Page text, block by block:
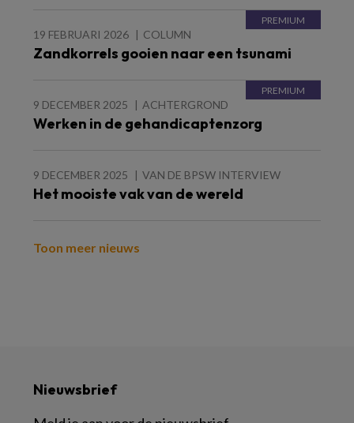
19 FEBRUARI 2026 COLUMN
Zandkorrels gooien naar een tsunami
9 DECEMBER 2025 ACHTERGROND
Werken in de gehandicaptenzorg
9 DECEMBER 2025 VAN DE BPSW INTERVIEW
Het mooiste vak van de wereld
Toon meer nieuws
Nieuwsbrief